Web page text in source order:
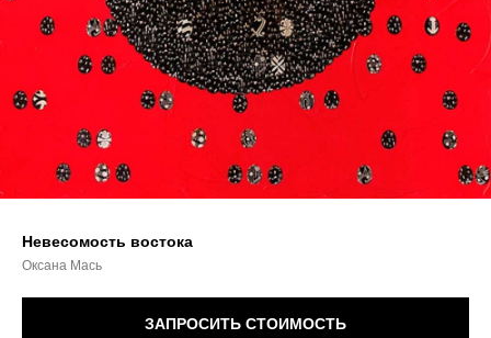
Невесомость востока
Оксана Мась
ЗАПРОСИТЬ СТОИМОСТЬ